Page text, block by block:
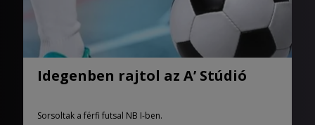
Idegenben rajtol az A’ Stúdió
Sorsoltak a férfi futsal NB I-ben.